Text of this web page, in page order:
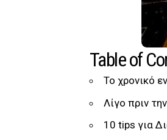
Table of
Το χρονικό
Λίγο πριν
10 tips για